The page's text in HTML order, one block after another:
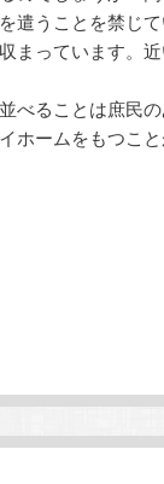
遣うことを禁じ
まっています。
べることは庶民
ホームをもつこ